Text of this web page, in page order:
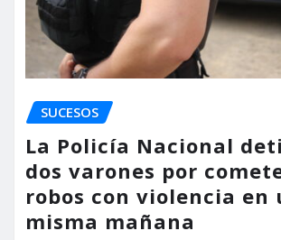
SUCESOS
La Policía Nacional
dos varones por
robos con violencia en
misma mañana